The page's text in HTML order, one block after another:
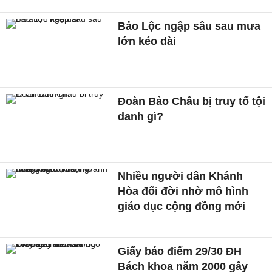
Bảo Lộc ngập sâu sau mưa
lớn kéo dài
Đoàn Bảo Châu bị truy tố tội
danh gì?
Nhiều người dân Khánh
Hòa đổi đời nhờ mô hình
giáo dục cộng đồng mới
Giấy báo điểm 29/30 ĐH
Bách khoa năm 2000 gây